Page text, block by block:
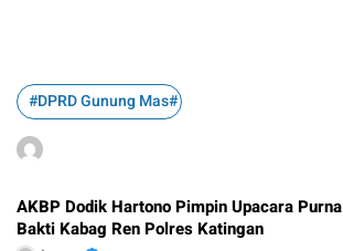
#DPRD Gunung Mas#
AKBP Dodik Hartono Pimpin Upacara Purna
Bakti Kabag Ren Polres Katingan